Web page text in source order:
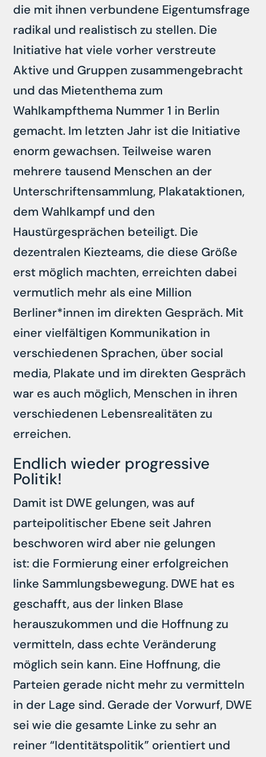
die mit ihnen verbundene Eigentumsfrage
radikal und realistisch zu stellen. Die
Initiative hat viele vorher verstreute
Aktive und Gruppen zusammengebracht
und das Mietenthema zum
Wahlkampfthema Nummer 1 in Berlin
gemacht. Im letzten Jahr ist die Initiative
enorm gewachsen. Teilweise waren
mehrere tausend Menschen an der
Unterschriftensammlung, Plakataktionen,
dem Wahlkampf und den
Haustürgesprächen beteiligt. Die
dezentralen Kiezteams, die diese Größe
erst möglich machten, erreichten dabei
vermutlich mehr als eine Million
Berliner*innen im direkten Gespräch. Mit
einer vielfältigen Kommunikation in
verschiedenen Sprachen, über social
media, Plakate und im direkten Gespräch
war es auch möglich, Menschen in ihren
verschiedenen Lebensrealitäten zu
erreichen.
Endlich wieder progressive
Politik!
Damit ist DWE gelungen, was auf
parteipolitischer Ebene seit Jahren
beschworen wird aber nie gelungen
ist: die Formierung einer erfolgreichen
linke Sammlungsbewegung. DWE hat es
geschafft, aus der linken Blase
herauszukommen und die Hoffnung zu
vermitteln, dass echte Veränderung
möglich sein kann. Eine Hoffnung, die
Parteien gerade nicht mehr zu vermitteln
in der Lage sind. Gerade der Vorwurf, DWE
sei wie die gesamte Linke zu sehr an
reiner “Identitätspolitik” orientiert und